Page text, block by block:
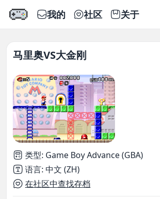
我的 社区 关于
马里奥VS大金刚
类型: Game Boy Advance (GBA)
语言: 中文 (ZH)
在社区中查找存档